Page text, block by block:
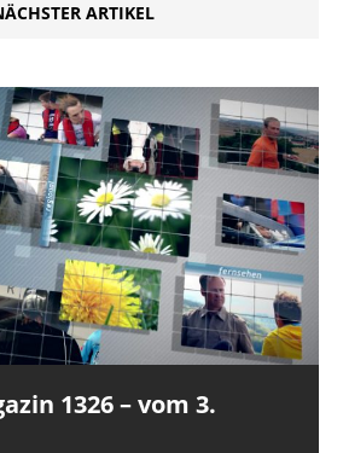
ARTIKEL
1326 – vom 3.